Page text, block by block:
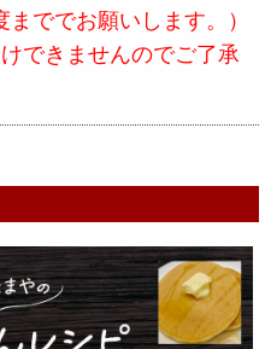
まででお願いします。）
できませんのでご了承